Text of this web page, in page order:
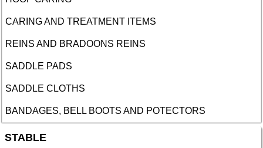
CARING AND TREATMENT ITEMS
REINS AND BRADOONS REINS
SADDLE PADS
SADDLE CLOTHS
BANDAGES, BELL BOOTS AND POTECTORS
STABLE